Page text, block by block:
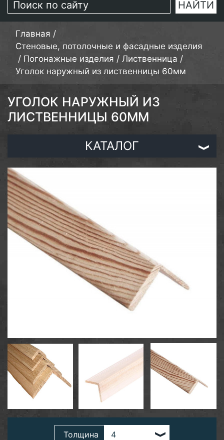
Главная /
Стеновые, потолочные и фасадные изделия
/ Погонажные изделия / Лиственница /
Уголок наружный из лиственницы 60мм
УГОЛОК НАРУЖНЫЙ ИЗ
ЛИСТВЕННИЦЫ 60ММ
КАТАЛОГ
Толщина